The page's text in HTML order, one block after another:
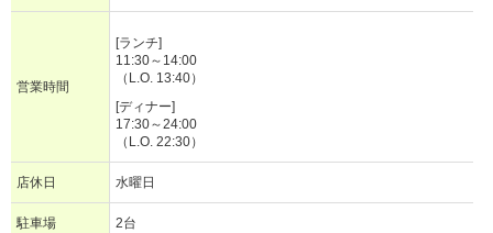
営業時間
[ランチ]
11:30～14:00
（L.O. 13:40）
[ディナー]
17:30～24:00
（L.O. 22:30）
店休日 水曜日
駐車場 2台